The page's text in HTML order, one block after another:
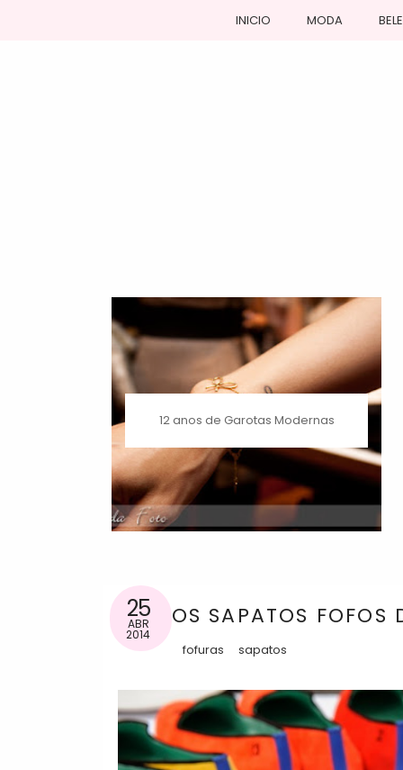
INICIO MODA
12 anos de Garotas Modernas
25
ABR
2014
OS SAPATOS FOFOS
fofuras sapatos